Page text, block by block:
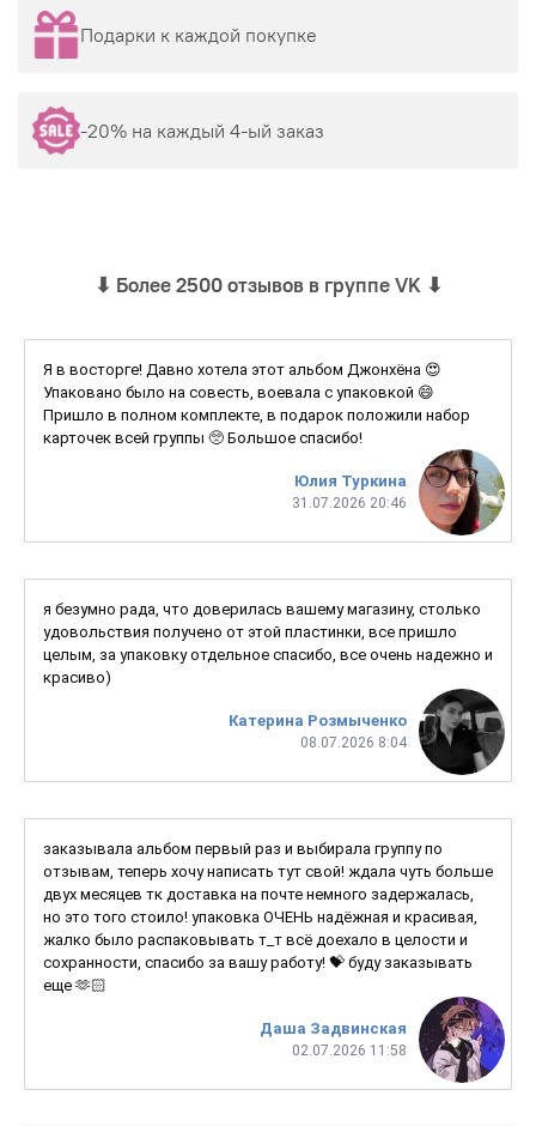
Подарки к каждой покупке
-20% на каждый 4-ый заказ
⬇ Более 2500 отзывов в группе VK ⬇
Юлия Туркина
31.07.2026 20:46
Я в восторге! Давно хотела этот альбом Джонхёна 😍
Упаковано было на совесть, воевала с упаковкой 😄
Пришло в полном комплекте, в подарок положили набор
карточек всей группы 🥺 Большое спасибо!
Катерина Розмыченко
08.07.2026 8:04
я безумно рада, что доверилась вашему магазину, столько
удовольствия получено от этой пластинки, все пришло
целым, за упаковку отдельное спасибо, все очень надежно и
красиво)
Даша Задвинская
02.07.2026 11:58
заказывала альбом первый раз и выбирала группу по
отзывам, теперь хочу написать тут свой! ждала чуть больше
двух месяцев тк доставка на почте немного задержалась,
но это того стоило! упаковка ОЧЕНЬ надёжная и красивая,
жалко было распаковывать т_т всё доехало в целости и
сохранности, спасибо за вашу работу! 💝 буду заказывать
еще 🫶🏻